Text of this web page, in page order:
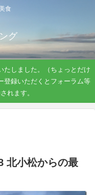
食
グ
たしました。（ちょっとだけ
録いただくとフォーラム等
れます。
北小松からの最